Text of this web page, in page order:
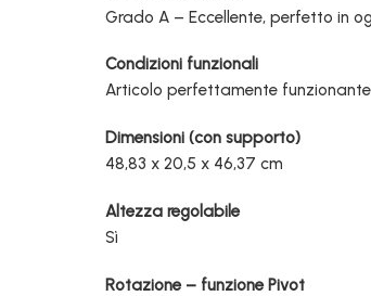
Grado A – Eccellente, perfetto in
Condizioni funzionali
Articolo perfettamente
Dimensioni (con
48,83 x 20,5 x 46,37 cm
Altezza regolabile
Sì
Rotazione – funzione Pivot